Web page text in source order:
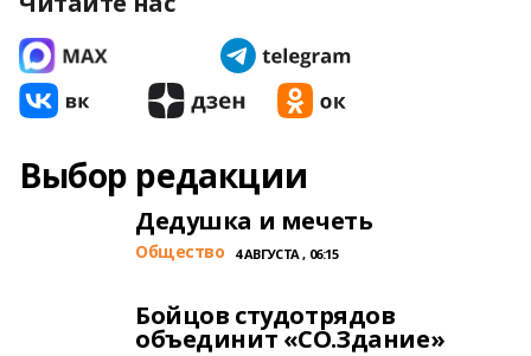
Выбор редакции
Дедушка и мечеть
Общество 4 АВГУСТА , 06:15
Бойцов студотрядов
объединит «СО.Здание»